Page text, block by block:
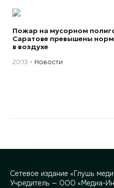
Пожар на мусорном
Саратове превышены
в воздухе
20:13 Новости
Сетевое издание «Глушь
Учредитель — ООО «Медиа-